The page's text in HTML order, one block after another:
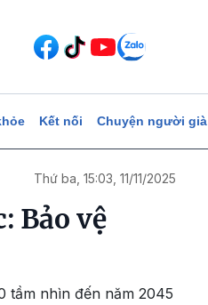
Kết nối Chuyện người già
Thứ ba, 15:03, 11/11/2025
Bảo vệ
tầm nhìn đến năm 2045